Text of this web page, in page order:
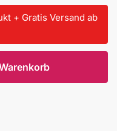
+ Gratis Versand ab